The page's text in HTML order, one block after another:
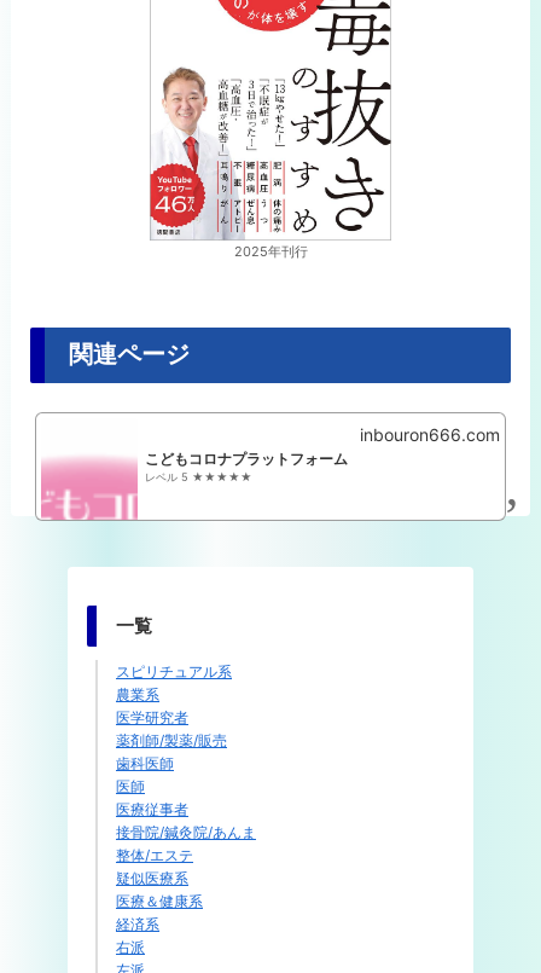
2025年刊行
関連ページ
こどもコロナプラットフォーム
レベル 5 ★★★★★
inbouron666.com
一覧
スピリチュアル系
農業系
医学研究者
薬剤師/製薬/販売
歯科医師
医師
医療従事者
接骨院/鍼灸院/あんま
整体/エステ
疑似医療系
医療＆健康系
経済系
右派